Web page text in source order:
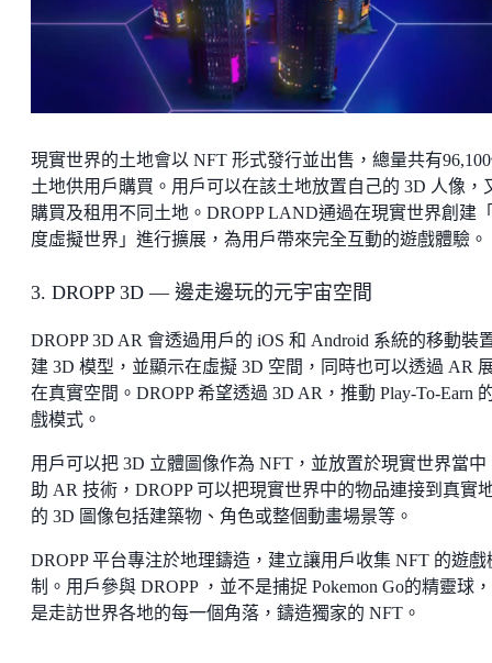
現實世界的土地會以 NFT 形式發行並出售，總量共有
土地供用戶購買。用戶可以在該土地放置自己的 3D 人像，
購買及租用不同土地。DROPP LAND通過在現實世界創建
度虛擬世界」進行擴展，為用戶帶來完全互動的遊戲體驗。
3. DROPP 3D — 邊走邊玩的元宇宙空間
DROPP 3D AR 會透過用戶的 iOS 和 Android 系統的移動裝
建 3D 模型，並顯示在虛擬 3D 空間，同時也可以透過 AR
在真實空間。DROPP 希望透過 3D AR，推動 Play-To-Earn
戲模式。
用戶可以把 3D 立體圖像作為 NFT，並放置於現實世界當中
助 AR 技術，DROPP 可以把現實世界中的物品連接到真實
的 3D 圖像包括建築物、角色或整個動畫場景等。
DROPP 平台專注於地理鑄造，建立讓用戶收集 NFT 的遊戲
制。用戶參與 DROPP ，並不是捕捉 Pokemon Go的精靈球
是走訪世界各地的每一個角落，鑄造獨家的 NFT。